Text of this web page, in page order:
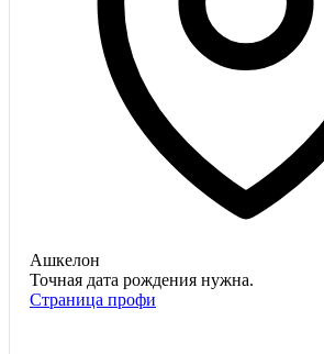
Ашкелон
Точная дата рождения нужна.
Страница профи